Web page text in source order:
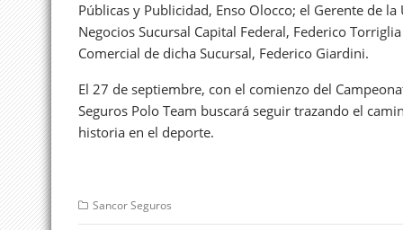
Públicas y Publicidad, Enso Olocco; el Gerente de la
Negocios Sucursal Capital Federal, Federico
Comercial de dicha Sucursal, Federico Giardini.
El 27 de septiembre, con el comienzo del
Seguros Polo Team buscará seguir trazando el
historia en el deporte.
Sancor Seguros